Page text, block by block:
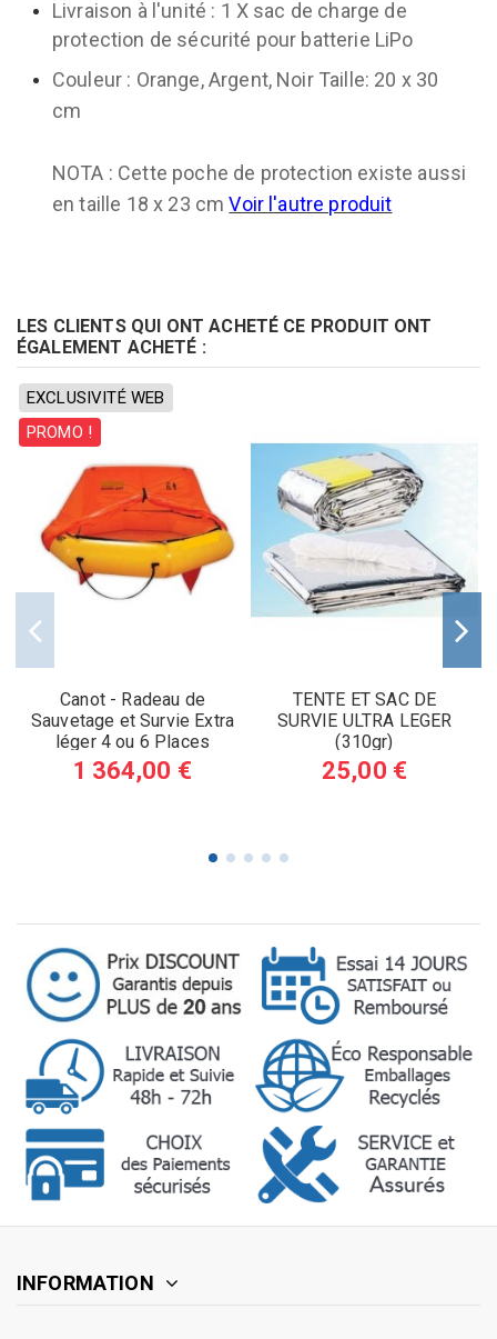
Livraison à l'unité : 1 X sac de charge de
protection de sécurité pour batterie LiPo
Couleur : Orange, Argent, Noir Taille: 20 x 30
cm
NOTA : Cette poche de protection existe aussi
en taille 18 x 23 cmVoir l'autre produit
LES CLIENTS QUI ONT ACHETÉ CE PRODUIT ONT
ÉGALEMENT ACHETÉ :
EXCLUSIVITÉ WEB
PROMO !
Canot - Radeau de
Sauvetage et Survie Extra
léger 4 ou 6 Places
(Nouveau Modele)
1 364,00 €
TENTE ET SAC DE
SURVIE ULTRA LEGER
(310gr)
25,00 €
INFORMATION